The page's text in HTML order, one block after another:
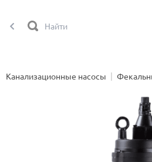
Канализационные насосы